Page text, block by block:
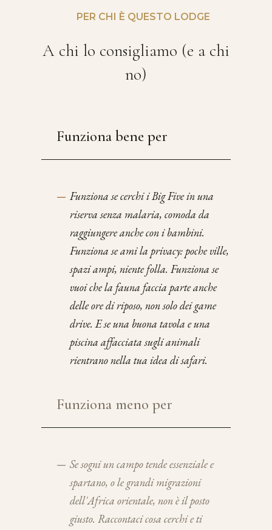
PER CHI È QUESTO LODGE
A chi lo consigliamo (e a chi
no)
Funziona bene per
— Funziona se cerchi i Big Five in una
riserva senza malaria, comoda da
raggiungere anche con i bambini.
Funziona se ami la privacy: poche ville,
spazi ampi, niente folla. Funziona se
vuoi che la fauna faccia parte anche
delle ore di riposo, non solo dei game
drive. E se una buona tavola e una
piscina affacciata sugli animali
rientrano nella tua idea di safari.
Funziona meno per
— Se sogni un campo tende essenziale e
spartano, o le grandi migrazioni
dell'Africa orientale, non è il posto
giusto. Raccontaci cosa cerchi e ti